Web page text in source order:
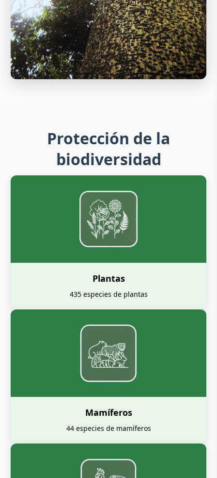
Protección de la
biodiversidad
Plantas
435 especies de plantas
Mamíferos
44 especies de mamíferos